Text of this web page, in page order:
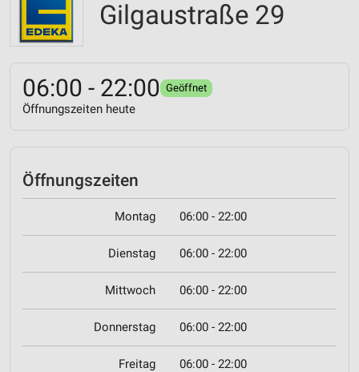
Gilgaustraße 29
06:00 - 22:00 Geöffnet
Öffnungszeiten heute
Öffnungszeiten
Montag 06:00 - 22:00
Dienstag 06:00 - 22:00
Mittwoch 06:00 - 22:00
Donnerstag 06:00 - 22:00
Freitag 06:00 - 22:00